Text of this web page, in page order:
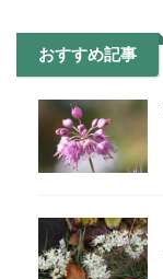
おすすめ記事